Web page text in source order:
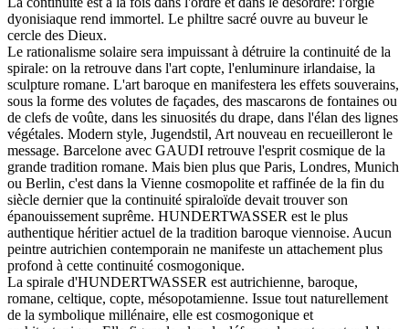
dyonisiaque rend immortel. Le philtre sacré ouvre au buveur le
cercle des Dieux.
Le rationalisme solaire sera impuissant à détruire la continuité de la
spirale: on la retrouve dans l'art copte, l'enluminure irlandaise, la
sculpture romane. L'art baroque en manifestera les effets souverains,
sous la forme des volutes de façades, des mascarons de fontaines ou
de clefs de voûte, dans les sinuosités du drape, dans l'élan des lignes
végétales. Modern style, Jugendstil, Art nouveau en recueilleront le
message. Barcelone avec GAUDI retrouve l'esprit cosmique de la
grande tradition romane. Mais bien plus que Paris, Londres, Munich
ou Berlin, c'est dans la Vienne cosmopolite et raffinée de la fin du
siècle dernier que la continuité spiraloïde devait trouver son
épanouissement suprême. HUNDERTWASSER est le plus
authentique héritier actuel de la tradition baroque viennoise. Aucun
peintre autrichien contemporain ne manifeste un attachement plus
profond à cette continuité cosmogonique.
La spirale d'HUNDERTWASSER est autrichienne, baroque,
romane, celtique, copte, mésopotamienne. Issue tout naturellement
de la symbolique millénaire, elle est cosmogonique et